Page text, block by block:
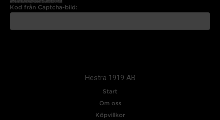
Kod från Captcha-bild:
Hestra 1919 AB
Start
Om oss
Köpvillkor